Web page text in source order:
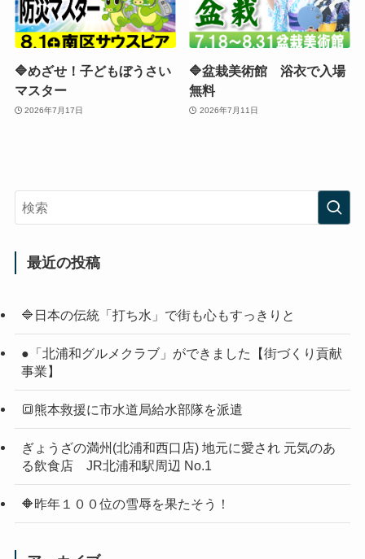
🔷めざせ！子どもぼうさい
マスター
2026年7月17日
🔷盆栽美術館 浴衣で入場
無料
2026年7月11日
最近の投稿
🔷日本の伝統「打ち水」で街も心もすっきりと
●「北浦和グルメクラブ」ができました【街づくり貢献
事業】
🔳熊本救援に市水道局給水部隊を派遣
ぎょうざの満州(北浦和西口店) 地元に愛され 元気のあ
る飲食店 JR北浦和駅周辺 No.1
🔶昨年１００位の雪辱を果たそう！